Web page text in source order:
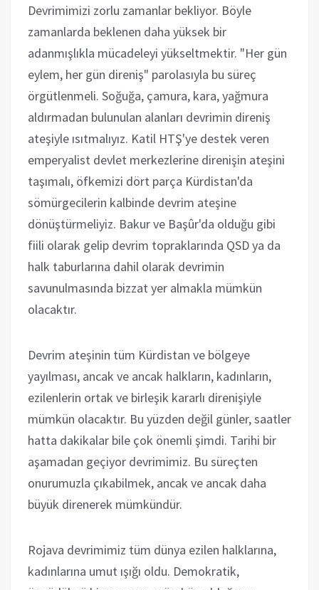
Devrimimizi zorlu zamanlar bekliyor. Böyle
zamanlarda beklenen daha yüksek bir
adanmışlıkla mücadeleyi yükseltmektir. "Her gün
eylem, her gün direniş" parolasıyla bu süreç
örgütlenmeli. Soğuğa, çamura, kara, yağmura
aldırmadan bulunulan alanları devrimin direniş
ateşiyle ısıtmalıyız. Katil HTŞ'ye destek veren
emperyalist devlet merkezlerine direnişin ateşini
taşımalı, öfkemizi dört parça Kürdistan'da
sömürgecilerin kalbinde devrim ateşine
dönüştürmeliyiz. Bakur ve Başûr'da olduğu gibi
fiili olarak gelip devrim topraklarında QSD ya da
halk taburlarına dahil olarak devrimin
savunulmasında bizzat yer almakla mümkün
olacaktır.
Devrim ateşinin tüm Kürdistan ve bölgeye
yayılması, ancak ve ancak halkların, kadınların,
ezilenlerin ortak ve birleşik kararlı direnişiyle
mümkün olacaktır. Bu yüzden değil günler, saatler
hatta dakikalar bile çok önemli şimdi. Tarihi bir
aşamadan geçiyor devrimimiz. Bu süreçten
onurumuzla çıkabilmek, ancak ve ancak daha
büyük direnerek mümkündür.
Rojava devrimimiz tüm dünya ezilen halklarına,
kadınlarına umut ışığı oldu. Demokratik,